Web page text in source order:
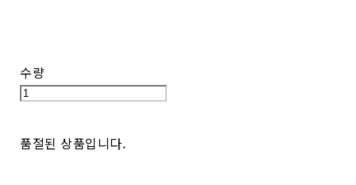
수량
품절된 상품입니다.